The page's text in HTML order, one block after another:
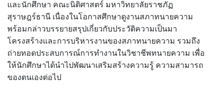
และนักศึกษา คณะนิติศาสตร์ มหาวิทยาลัยราชภัฏ
สุราษฎร์ธานี เนื่องในโอกาสศึกษาดูงานสภาทนายความ
พร้อมกล่าวบรรยายสรุปเกี่ยวกับประวัติความเป็นมา
โครงสร้างและการบริหารงานของสภาทนายความ รวมถึง
ถ่ายทอดประสบการณ์การทำงานในวิชาชีพทนายความ เพื่อ
ให้นักศึกษาได้นำไปพัฒนาเสริมสร้างความรู้ ความสามารถ
ของตนเองต่อไป